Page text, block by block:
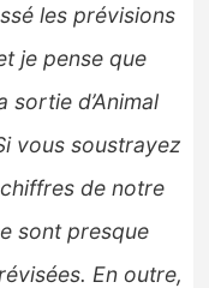
les prévisions
je pense que
sortie d’Animal
vous soustrayez
de notre
sont presque
En outre,